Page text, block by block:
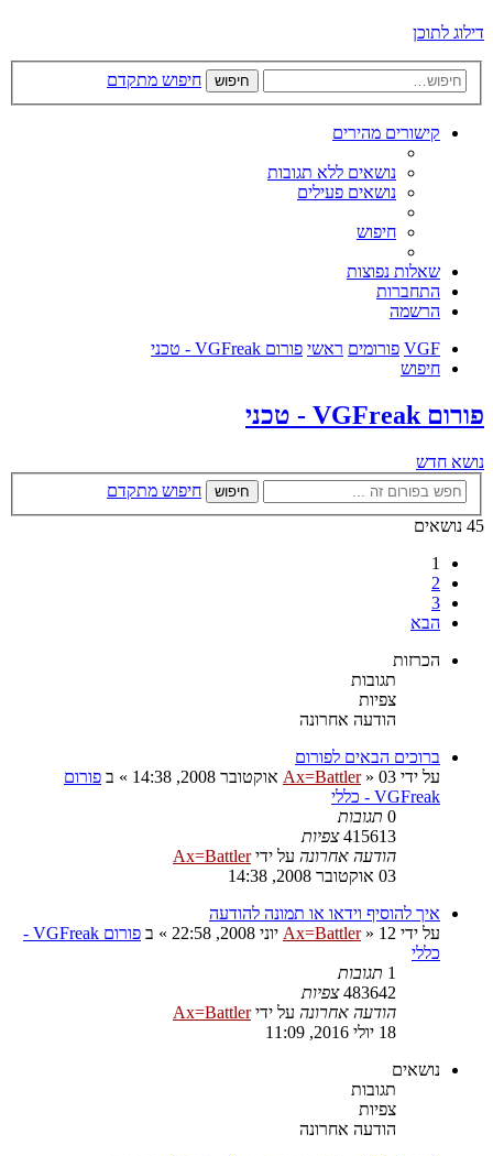
דילוג לתוכן
חיפוש חיפוש מתקדם
קישורים מהירים
נושאים ללא תגובות
נושאים פעילים
חיפוש
שאלות נפוצות
התחברות
הרשמה
VGF פורומים ראשי פורום VGFreak - טכני
חיפוש
פורום VGFreak - טכני
נושא חדש
חיפוש
חיפוש מתקדם
45 נושאים
1
2
3
הבא
הכרזות
תגובות
צפיות
הודעה אחרונה
ברוכים הבאים לפורום
על ידי
Ax=Battler» 03 אוקטובר 2008, 14:38 » ב פורום
VGFreak - כללי
0 תגובות
415613 צפיות
הודעה אחרונה על ידיAx=Battler
03 אוקטובר 2008, 14:38
איך להוסיף וידאו או תמונה להודעה
על ידי
Ax=Battler» 12 יוני 2008, 22:58 » ב
פורום VGFreak -
כללי
1 תגובות
483642 צפיות
הודעה אחרונה על ידיAx=Battler
18 יולי 2016, 11:09
נושאים
תגובות
צפיות
הודעה אחרונה